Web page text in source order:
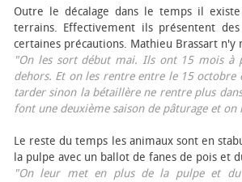
Outre le décalage dans le temps il
terrains. Effectivement ils présentent
certaines précautions. Mathieu Brassart
"On les sort début mai. Ils ont 15 mois à
dehors. Et on les rentre entre le 15
tarder sinon la bétaillère ne rentre plus
font une deuxième saison de pâturage et on
Le reste du temps les animaux sont en
la pulpe avec un ballot de fanes de pois et
"On leur met en plus de la pulpe et du